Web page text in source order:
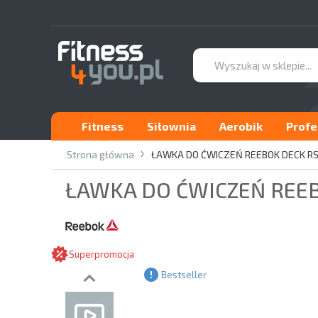
Fitness Siłownia Aerobik
Strona główna ŁAWKA DO ĆWICZEŃ REEBOK DECK
ŁAWKA DO ĆWICZEŃ
Superpromocja
Bestseller